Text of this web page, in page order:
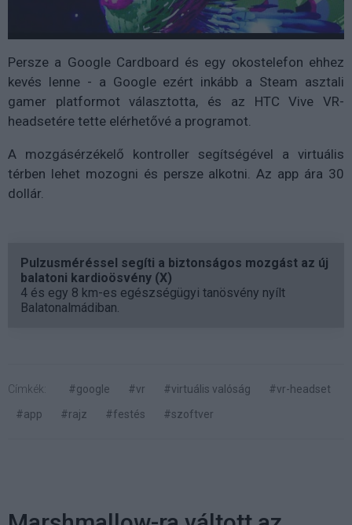
Persze a Google Cardboard és egy okostelefon ehhez
kevés lenne - a Google ezért inkább a Steam asztali
gamer platformot választotta, és az HTC Vive VR-
headsetére tette elérhetővé a programot.
A mozgásérzékelő kontroller segítségével a virtuális
térben lehet mozogni és persze alkotni. Az app ára 30
dollár.
Pulzusméréssel segíti a biztonságos mozgást az új
balatoni kardioösvény (X)
4 és egy 8 km-es egészségügyi tanösvény nyílt
Balatonalmádiban.
Címkék: #google #vr #virtuális valóság
#vr-headset
#app
#rajz #festés #szoftver